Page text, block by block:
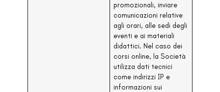
promozionali, inviare
comunicazioni relative
agli orari, alle sedi degli
eventi e ai materiali
didattici. Nel caso dei
corsi online, la Società
utilizza dati tecnici
come indirizzi IP e
informazioni sui